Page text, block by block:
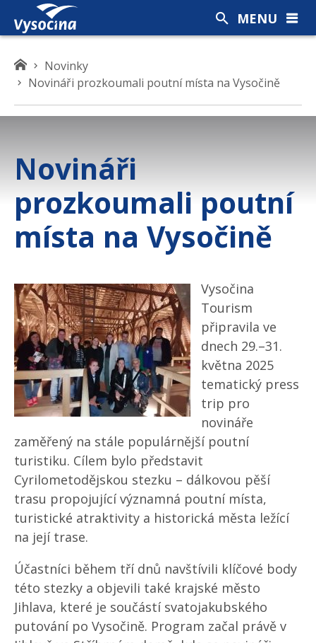
K
d
s
c
h
á
z
í
e
Novinky
Novináři prozkoumali poutní místa na Vysočině
Novináři
prozkoumali poutní
místa na Vysočině
Vysočina
Tourism
připravila ve
dnech 29.–31.
května 2025
tematický press
trip pro
novináře
zaměřený na stále populárnější poutní
turistiku. Cílem bylo představit
Cyrilometodějskou stezku – dálkovou pěší
trasu propojující významná poutní místa,
turistické atraktivity a historická města ležící
na její trase.
Účastníci během tří dnů navštívili klíčové body
této stezky a objevili také krajské město
Jihlava, které je součástí svatojakubského
putování po Vysočině. Program začal právě v
MENU